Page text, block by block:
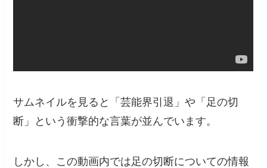
サムネイルを見ると「芸能界引退」や「足の切
断」という衝撃的な言葉が並んでいます。
しかし、この動画内では足の切断についての情報